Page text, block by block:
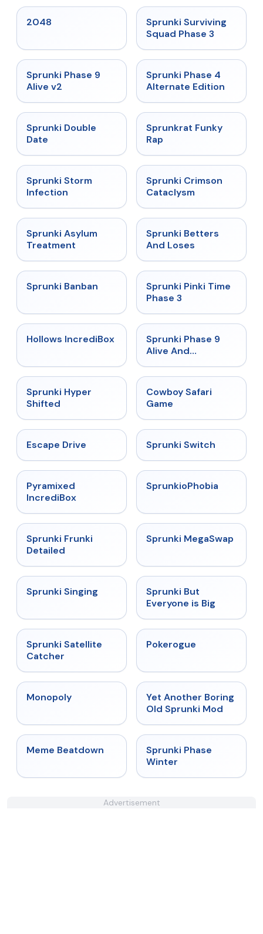
2048 ★ 4.7
Sprunki Surviving
Squad Phase 3
★
Sprunki Phase 9
Alive v2
★
Sprunki Phase 4
Alternate Edition
★
Sprunki Double
Date
★ 4.7
Sprunkrat Funky
Rap
★
Sprunki Storm
Infection
★ 4.7
Sprunki Crimson
Cataclysm
★
Sprunki Asylum
Treatment
★
Sprunki Betters
And Loses
★
Sprunki Banban ★ 4.9
Sprunki Pinki Time
Phase 3
★ 4.3
Hollows IncrediBox ★
Sprunki Phase 9
Alive And
Sprunki Hyper
Shifted
Cowboy Safari
Game
Escape Drive ★
Sprunki Switch
Pyramixed
IncrediBox
★
SprunkioPhobia
★
Sprunki Frunki
Detailed
★ 4.5
Sprunki MegaSwap
★
Sprunki Singing
Sprunki But
Everyone is Big
★ 4.4
Sprunki Satellite
Catcher
Pokerogue
Monopoly ★ 4.6
Yet Another Boring
Old Sprunki Mod
★ 4.4
Meme Beatdown ★
Sprunki Phase
Winter
Advertisement